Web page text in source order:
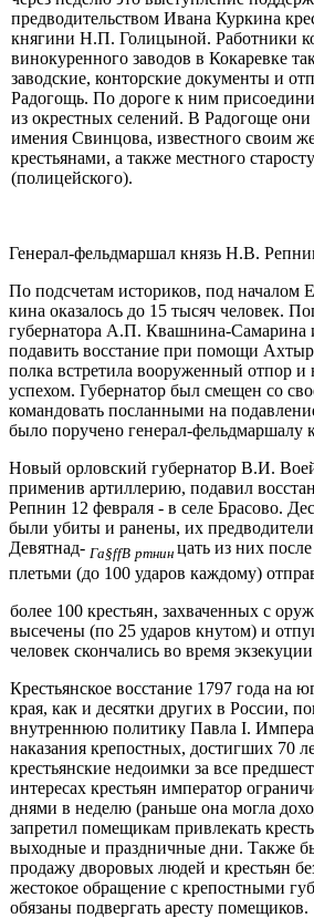
предводительством Ивана Куркина
княгини Н.П. Голицыной. Работники
винокуренного заводов в Кокаревке
заводские, контор­ские документы и
Радогощь. По дороге к ним
из окрестных селений. В Радогоще
имения Свинцова, известного своим
крестьянами, а также местного
(полицейского).
Генерал-фельдмаршал князь Н.В.
По подсчетам историков, под
кина оказалось до 15 тысяч человек.
губернато­ра А.П. Квашнина-Самарина
подавить восстание при помощи
полка встретила вооруженный отпор и
успехом. Губернатор был смещен со
командовать посланными на
было поручено генерал-
Новый орловский губернатор В.И.
применив артиллерию, подавил
Репнин 12 февраля - в селе Брасово.
были убиты и ранены, их
Девятнад- Га§ffB ртнин цать из них
плетьми (до 100 ударов каждому)
более 100 крестьян, захваченных с
высечены (по 25 ударов кнутом) и
человек скончались во время
Крестьянское восстание 1797 года на
края, как и десятки других в России,
внутреннюю политику Пав­ла I.
наказания крепостных, достигших 70
крестьянские недоимки за все
интересах крестьян император
днями в неделю (раньше она могла
запретил помещикам привлекать
выходные и праздничные дни. Также
продажу дворовых людей и крестьян
жестокое обращение с крепостными
обязаны подвергать аресту помещиков.